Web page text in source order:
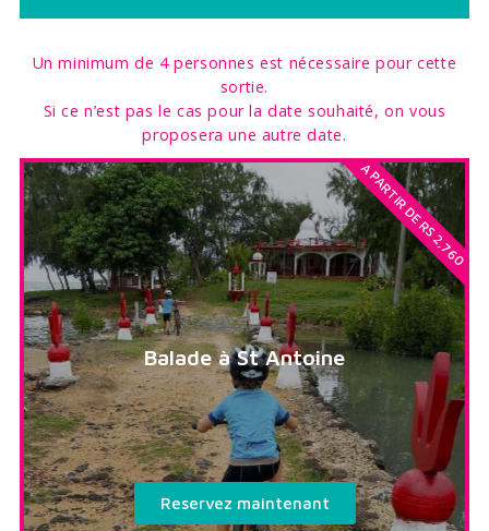
Un minimum de 4 personnes est nécessaire pour cette
sortie.
Si ce n’est pas le cas pour la date souhaité, on vous
proposera une autre date.
Balade à St Antoine
Reservez maintenant
A PARTIR DE RS 2,760